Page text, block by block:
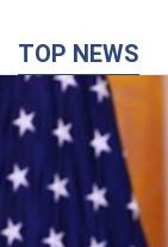
TOP NEWS